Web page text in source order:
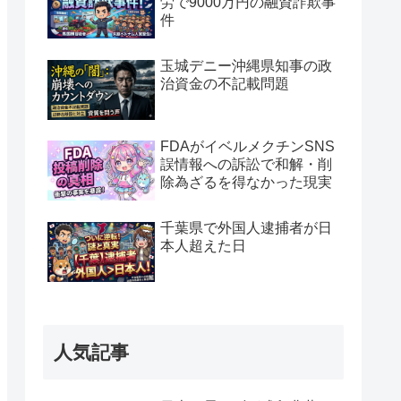
件
玉城デニー沖縄県知事の政
治資金の不記載問題
FDAがイベルメクチンSNS
誤情報への訴訟で和解・削
除為ざるを得なかった現実
千葉県で外国人逮捕者が日
本人超えた日
人気記事